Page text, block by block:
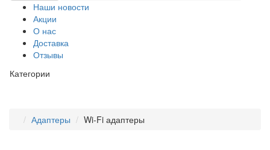
Наши новости
Акции
О нас
Доставка
Отзывы
Категории
Адаптеры Wi-Fi адаптеры